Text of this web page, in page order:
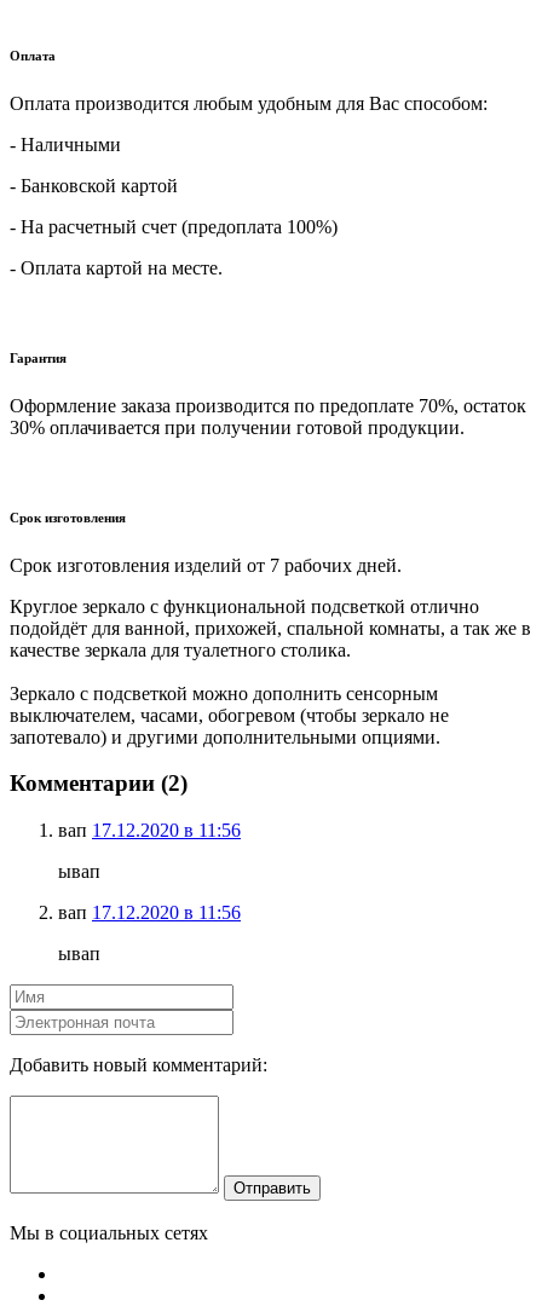
Оплата
Оплата производится любым удобным для Вас способом:
- Наличными
- Банковской картой
- На расчетный счет (предоплата 100%)
- Оплата картой на месте.
Гарантия
Оформление заказа производится по предоплате 70%, остаток
30% оплачивается при получении готовой продукции.
Срок изготовления
Срок изготовления изделий от 7 рабочих дней.
Круглое зеркало с функциональной подсветкой отлично
подойдёт для ванной, прихожей, спальной комнаты, а так же в
качестве зеркала для туалетного столика.
Зеркало с подсветкой можно дополнить сенсорным
выключателем, часами, обогревом (чтобы зеркало не
запотевало) и другими дополнительными опциями.
Комментарии (2)
вап 17.12.2020 в 11:56
ывап
вап 17.12.2020 в 11:56
ывап
Добавить новый комментарий:
Отправить
Мы в социальных сетях